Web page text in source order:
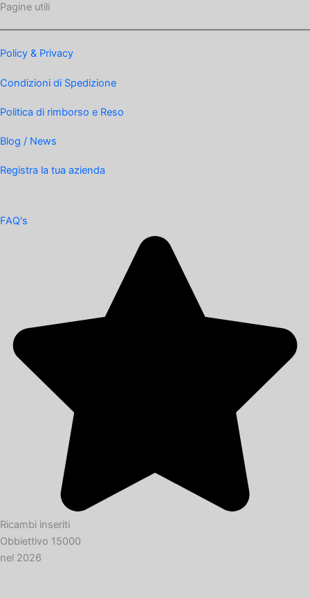
Pagine utili
Policy & Privacy
Condizioni di Spedizione
Politica di rimborso e Reso
Blog / News
Registra la tua azienda
FAQ's
Ricambi inseriti
Obbiettivo 15000
nel 2026